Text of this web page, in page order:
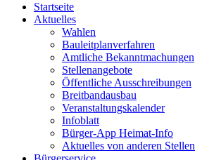
Startseite
Aktuelles
Wahlen
Bauleitplanverfahren
Amtliche Bekanntmachungen
Stellenangebote
Öffentliche Ausschreibungen
Breitbandausbau
Veranstaltungskalender
Infoblatt
Bürger-App Heimat-Info
Aktuelles von anderen Stellen